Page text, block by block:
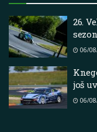
26.
06/
još
06/